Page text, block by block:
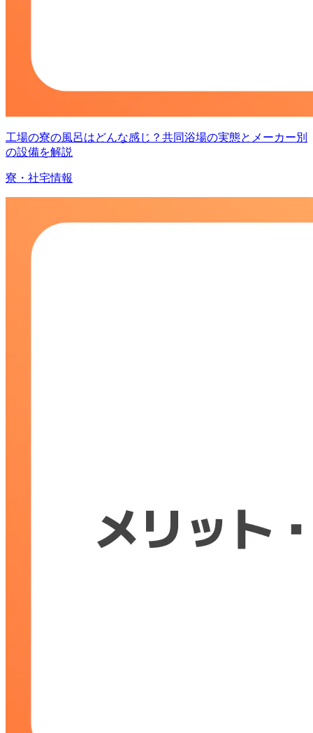
工場の寮の風呂はどんな感じ？共同浴場の実態とメーカー別
の設備を解説
寮・社宅情報